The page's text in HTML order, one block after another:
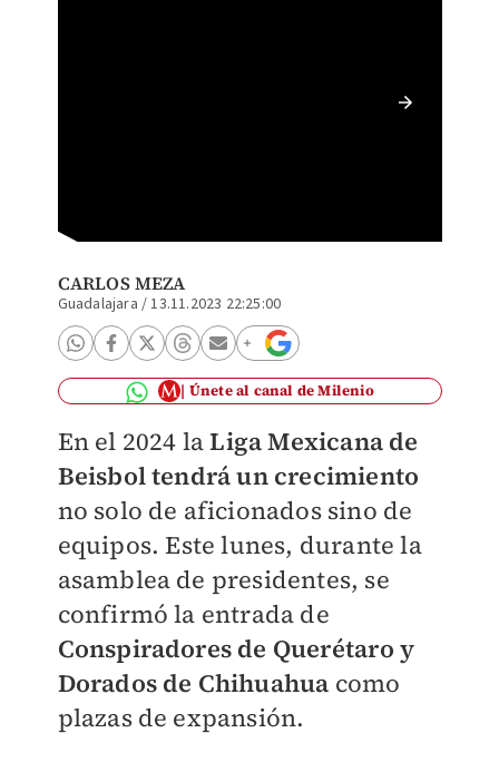
CARLOS MEZA
Guadalajara /13.11.2023 22:25:00
Únete al canal de Milenio
En el 2024 laLiga Mexicana de
Beisbol tendrá un crecimiento
no solo de aficionados sino de
equipos.Este lunes, durante la
asamblea de presidentes, se
confirmó la entrada de
Conspiradores de Querétaro y
Dorados de Chihuahua como
plazas de expansión.